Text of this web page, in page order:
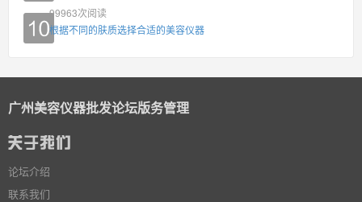
99963次阅读
根据不同的肤质选择合适的美容仪器
广州美容仪器批发论坛版务管理
论坛介绍
联系我们